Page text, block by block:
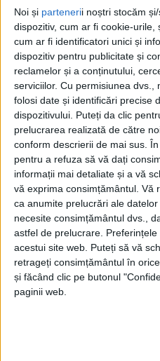
Noi și partenerii noștri stocăm
dispozitiv, cum ar fi cookie-urile,
cum ar fi identificatori unici și
dispozitiv pentru publicitate și
reclamelor și a conținutului,
serviciilor. Cu permisiunea dvs.,
folosi date și identificări precise
dispozitivului. Puteți da clic
prelucrarea realizată de către
conform descrierii de mai sus.
pentru a refuza să vă dați
informații mai detaliate și a vă
vă exprima consimțământul. Vă
ca anumite prelucrări ale
necesite consimțământul dvs.,
astfel de prelucrare.
acestui site web. Puteți să vă
retrageți consimțământul în
și făcând clic pe butonul
paginii web.
ŞTIRILE JUDEŢULUI CARAŞ-
VIDEO! Atâta a iubit-o
cu toporul!
6 MARTIE 2021, 10:41 AM 2
REȘIȚA – Două femei din
nevoite să sară, ieri, pe
de 58 de ani care le-a